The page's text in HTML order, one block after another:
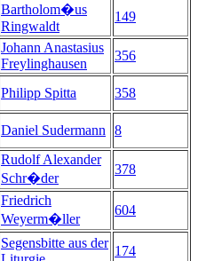
Bartholom�us
Ringwaldt
149
Johann Anastasius
Freylinghausen
356
Philipp Spitta
358
Daniel Sudermann 8
Rudolf Alexander
Schr�der
378
Friedrich
Weyerm�ller
604
Segensbitte aus der
174